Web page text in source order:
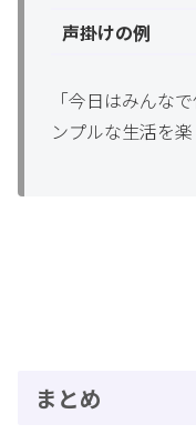
声掛けの例
「今日はみんな
ンプルな生活を楽
まとめ